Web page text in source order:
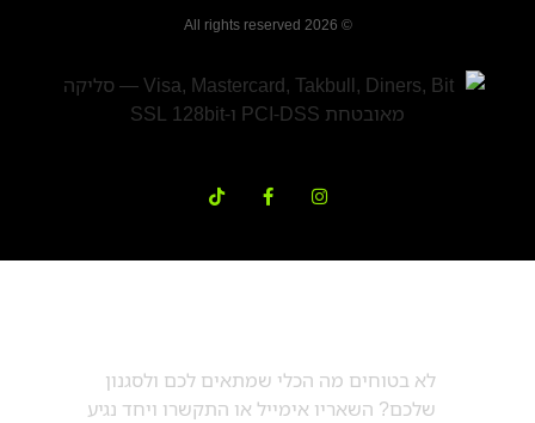
© 2026 All rights reserved
לא בטוחים מה הכלי שמתאים לכם ולסגנון
שלכם? השאריו אימייל או התקשרו ויחד נגיע